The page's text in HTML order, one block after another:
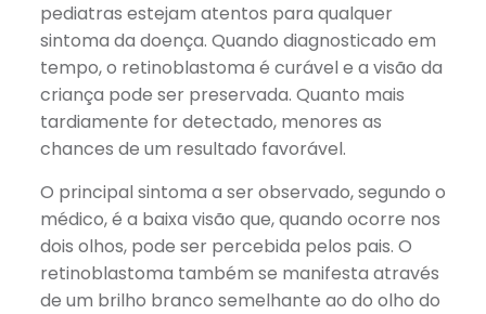
pediatras estejam atentos para qualquer
sintoma da doença. Quando diagnosticado em
tempo, o retinoblastoma é curável e a visão da
criança pode ser preservada. Quanto mais
tardiamente for detectado, menores as
chances de um resultado favorável.
O principal sintoma a ser observado, segundo o
médico, é a baixa visão que, quando ocorre nos
dois olhos, pode ser percebida pelos pais. O
retinoblastoma também se manifesta através
de um brilho branco semelhante ao do olho do